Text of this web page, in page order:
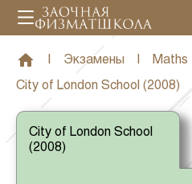
Экзамены Maths
City of London School (2008)
City of London School
(2008)